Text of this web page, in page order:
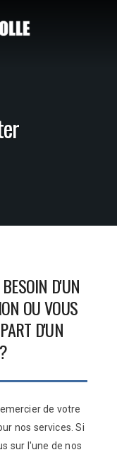
D'UN
OU VOUS
D'UN
de votre
nos services. Si
sur l'une de nos